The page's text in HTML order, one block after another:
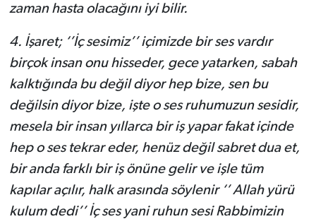
zaman hasta olacağını iyi bilir.
4. İşaret; ‘’İç sesimiz’’ içimizde bir ses vardır
birçok insan onu hisseder, gece yatarken, sabah
kalktığında bu değil diyor hep bize, sen bu
değilsin diyor bize, işte o ses ruhumuzun sesidir,
mesela bir insan yıllarca bir iş yapar fakat içinde
hep o ses tekrar eder, henüz değil sabret dua et,
bir anda farklı bir iş önüne gelir ve işle tüm
kapılar açılır, halk arasında söylenir ‘’ Allah yürü
kulum dedi’’ İç ses yani ruhun sesi Rabbimizin